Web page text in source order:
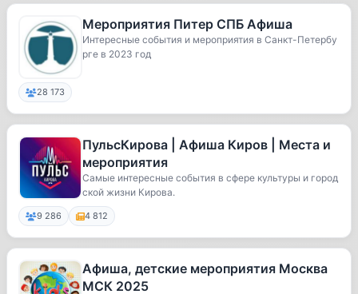
Мероприятия Питер СПБ Афиша
Интересные события и мероприятия в Санкт-Петербу
рге в 2023 год
28 173
ПульсКирова | Афиша Киров | Места и
мероприятия
Самые интересные события в сфере культуры и город
ской жизни Кирова.
9 286 4 812
Афиша, детские мероприятия Москва
МСК 2025